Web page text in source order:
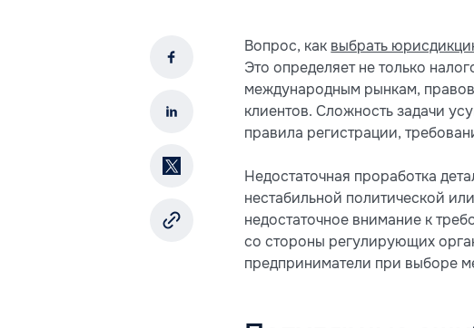
Вопрос, как выбрать
Это определяет не только
международным рынкам,
клиентов. Сложность задачи
правила регистрации,
Недостаточная проработка
нестабильной политической
недостаточное внимание к
со стороны регулирующих
предприниматели при выборе